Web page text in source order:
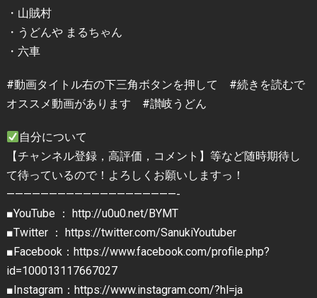
・山賊村
・うどんや まるちゃん
・六車
#動画タイトル右の下三角ボタンを押して #続きを読むで
オススメ動画があります #讃岐うどん
自分について
【チャンネル登録，高評価，コメント】等など随時期待し
て待っているので！よろしくお願いしますっ！
————————————————————-
■YouTube ： http://u0u0.net/BYMT
■Twitter ： https://twitter.com/SanukiYoutuber
■Facebook：https://www.facebook.com/profile.php?
id=100013117667027
■Instagram：https://www.instagram.com/?hl=ja